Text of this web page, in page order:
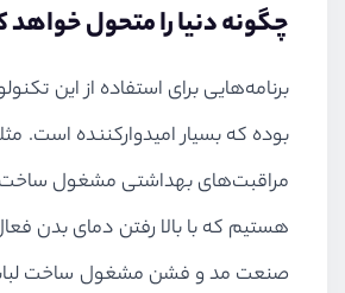
چگونه دنیا را متحول خواهد
برنامه‌هایی برای استفاده از این
بوده که بسیار امیدوارکننده است.
مراقبت‌های بهداشتی مشغول
هستیم که با بالا رفتن دمای بدن
صنعت مد و فشن مشغول ساخت